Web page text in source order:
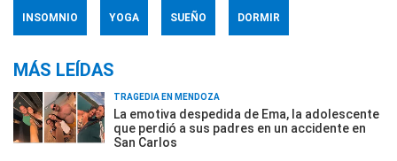
INSOMNIO YOGA SUEÑO DORMIR
MÁS LEÍDAS
TRAGEDIA EN MENDOZA
La emotiva despedida de Ema, la adolescente
que perdió a sus padres en un accidente en
San Carlos